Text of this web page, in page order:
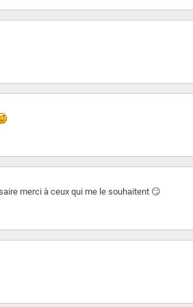
merci à ceux qui me le souhaitent 😏